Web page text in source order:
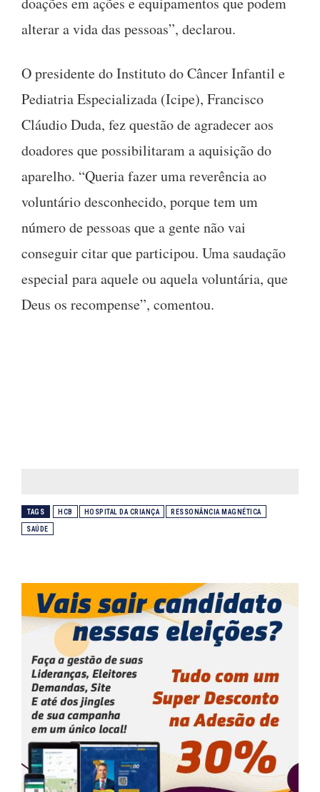
alterar a vida das pessoas”, declarou.
O presidente do Instituto do Câncer Infantil e
Pediatria Especializada (Icipe), Francisco
Cláudio Duda, fez questão de agradecer aos
doadores que possibilitaram a aquisição do
aparelho. “Queria fazer uma reverência ao
voluntário desconhecido, porque tem um
número de pessoas que a gente não vai
conseguir citar que participou. Uma saudação
especial para aquele ou aquela voluntária, que
Deus os recompense”, comentou.
TAGS HCB HOSPITAL DA CRIANÇA RESSONÂNCIA MAGNÉTICA
SAÚDE